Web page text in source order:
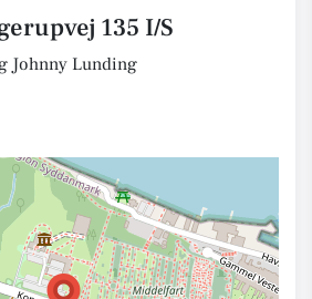
135 I/S
Johnny Lunding